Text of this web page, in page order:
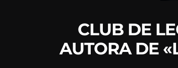
CLUB DE
AUTORA DE